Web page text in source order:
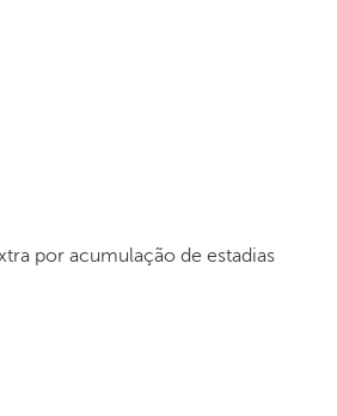
por acumulação de estadias